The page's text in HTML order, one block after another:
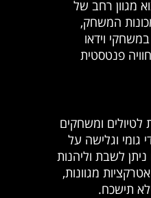
מגוון רחב של
המשחק,
וידאו
פנטסטית
לטיולים ומשחקים
גומי וגלישה על
לשבת וליהנות
מגוונות,
תישכח.